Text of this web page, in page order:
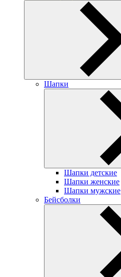
Шапки
Шапки детские
Шапки женские
Шапки мужские
Бейсболки